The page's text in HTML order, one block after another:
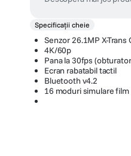
Specificații cheie
Senzor 26.1MP X-Trans
4K/60p
Pana la 30fps
Ecran rabatabil tactil
Bluetooth v4.2
16 moduri simulare film